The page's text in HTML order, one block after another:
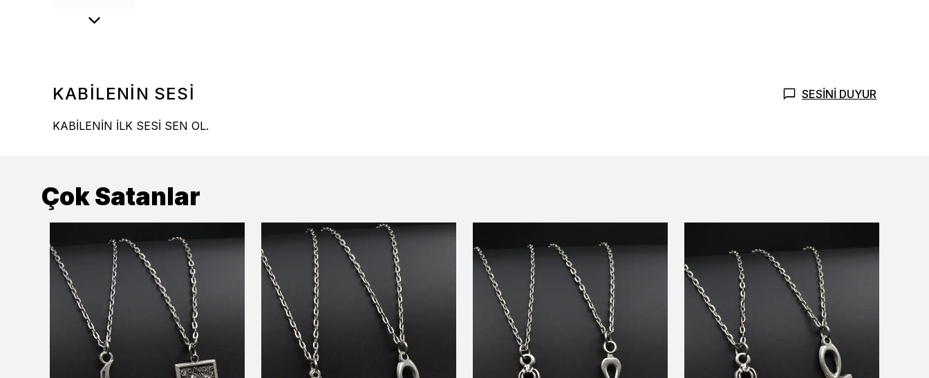
KABİLENİN SESİ SESİNİ DUYUR
KABİLENİN İLK SESİ SEN OL.
Çok Satanlar